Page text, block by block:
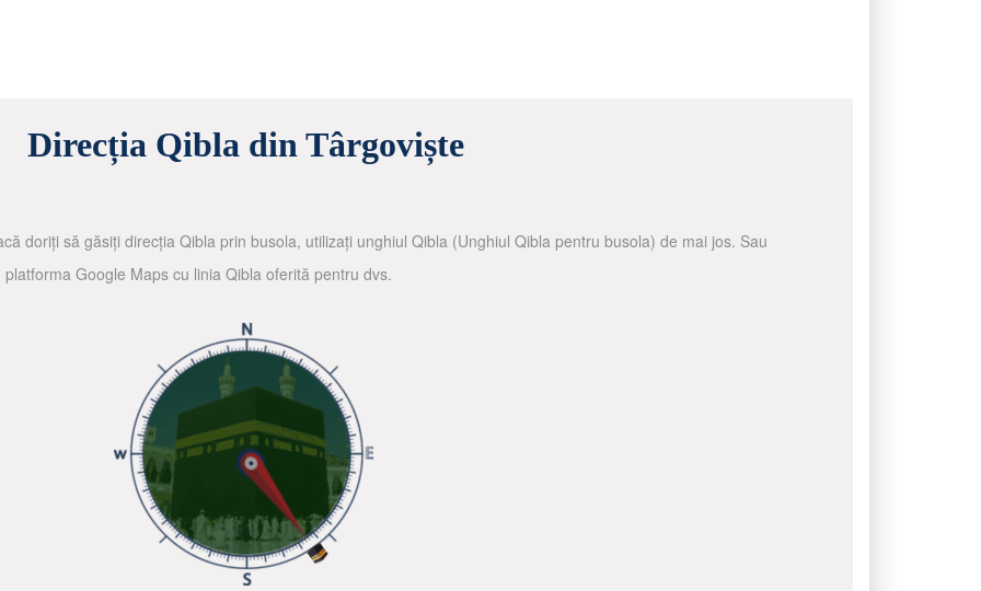
Direcția Qibla din Târgoviște
doriți să găsiți direcția Qibla prin busola, utilizați unghiul Qibla (Unghiul Qibla pentru busola) de mai jos. Sau
Google Maps cu linia Qibla oferită pentru dvs.